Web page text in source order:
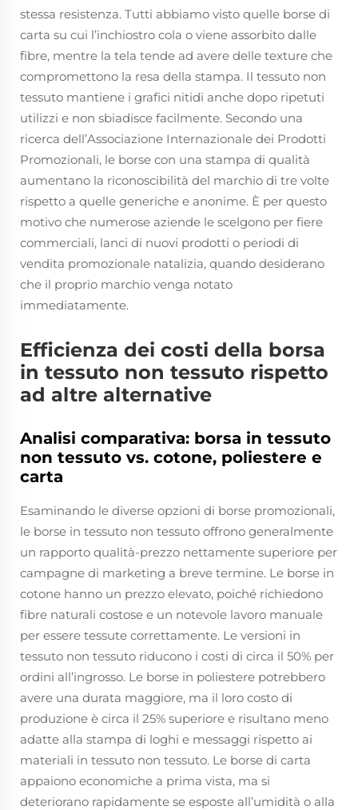
stessa resistenza. Tutti abbiamo visto quelle borse di
carta su cui l’inchiostro cola o viene assorbito dalle
fibre, mentre la tela tende ad avere delle texture che
compromettono la resa della stampa. Il tessuto non
tessuto mantiene i grafici nitidi anche dopo ripetuti
utilizzi e non sbiadisce facilmente. Secondo una
ricerca dell’Associazione Internazionale dei Prodotti
Promozionali, le borse con una stampa di qualità
aumentano la riconoscibilità del marchio di tre volte
rispetto a quelle generiche e anonime. È per questo
motivo che numerose aziende le scelgono per fiere
commerciali, lanci di nuovi prodotti o periodi di
vendita promozionale natalizia, quando desiderano
che il proprio marchio venga notato
immediatamente.
Efficienza dei costi della borsa
in tessuto non tessuto rispetto
ad altre alternative
Analisi comparativa: borsa in tessuto
non tessuto vs. cotone, poliestere e
carta
Esaminando le diverse opzioni di borse promozionali,
le borse in tessuto non tessuto offrono generalmente
un rapporto qualità-prezzo nettamente superiore per
campagne di marketing a breve termine. Le borse in
cotone hanno un prezzo elevato, poiché richiedono
fibre naturali costose e un notevole lavoro manuale
per essere tessute correttamente. Le versioni in
tessuto non tessuto riducono i costi di circa il 50% per
ordini all’ingrosso. Le borse in poliestere potrebbero
avere una durata maggiore, ma il loro costo di
produzione è circa il 25% superiore e risultano meno
adatte alla stampa di loghi e messaggi rispetto ai
materiali in tessuto non tessuto. Le borse di carta
appaiono economiche a prima vista, ma si
deteriorano rapidamente se esposte all’umidità o alla